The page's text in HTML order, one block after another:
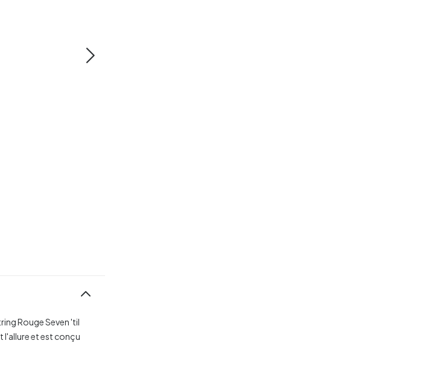
Rouge Seven 'til
l'allure et est conçu